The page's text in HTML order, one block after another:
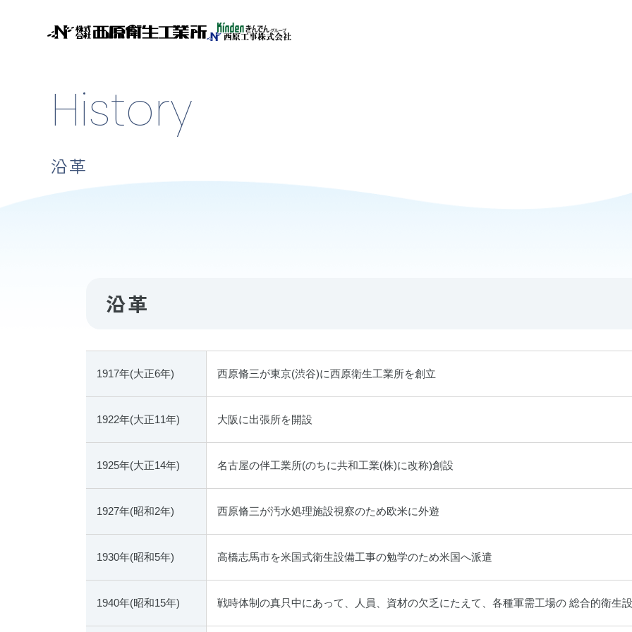
History
沿革
沿革
1917年(大正6年) 西原脩三が東京(渋谷)に西原衛生工業所を創立
1922年(大正11年) 大阪に出張所を開設
1925年(大正14年) 名古屋の伴工業所(のちに共和工業(株)に改称)創設
1927年(昭和2年) 西原脩三が汚水処理施設視察のため欧米に外遊
1930年(昭和5年) 高橋志馬市を米国式衛生設備工事の勉学のため米国へ派遣
1940年(昭和15年) 戦時体制の真只中にあって、人員、資材の欠乏にたえて、各種軍需工場の 総合的衛生